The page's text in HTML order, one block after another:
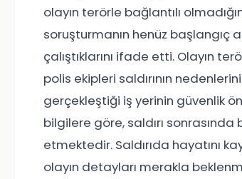
olayın terörle bağlantılı
soruşturmanın henüz başlangıç
çalıştıklarını ifade etti. Olayın
polis ekipleri saldırının
gerçekleştiği iş yerinin güvenlik
bilgilere göre, saldırı
etmektedir. Saldırıda hayatını
olayın detayları merakla